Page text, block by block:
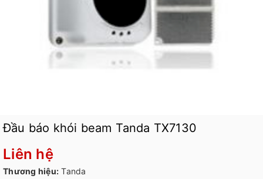
Đầu báo khói beam Tanda TX7130
Liên hệ
Thương hiệu: Tanda